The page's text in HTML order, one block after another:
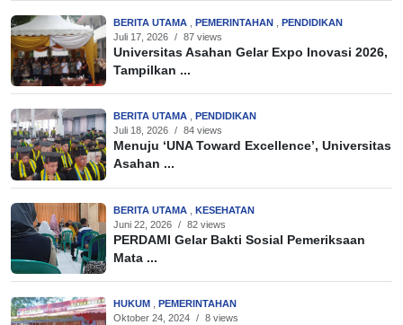
BERITA UTAMA PEMERINTAHAN
PENDIDIKAN
Juli 17, 2026 / 87 views
Universitas Asahan Gelar Expo Inovasi 2026,
Tampilkan ...
BERITA UTAMA
PENDIDIKAN
Juli 18, 2026 / 84 views
Menuju ‘UNA Toward Excellence’, Universitas
Asahan ...
BERITA UTAMA
KESEHATAN
Juni 22, 2026 / 82 views
PERDAMI Gelar Bakti Sosial Pemeriksaan
Mata ...
HUKUM
PEMERINTAHAN
Oktober 24, 2024 / 8 views